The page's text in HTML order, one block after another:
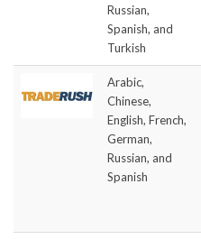
Russian,
Spanish, and
Turkish
Arabic,
Chinese,
English, French,
German,
Russian, and
Spanish